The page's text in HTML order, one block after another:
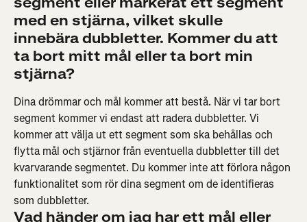
med en stjärna, vilket skulle
innebära dubbletter. Kommer du att
ta bort mitt mål eller ta bort min
stjärna?
Dina drömmar och mål kommer att bestå. När vi tar bort
segment kommer vi endast att radera dubbletter. Vi
kommer att välja ut ett segment som ska behållas och
flytta mål och stjärnor från eventuella dubbletter till det
kvarvarande segmentet. Du kommer inte att förlora någon
funktionalitet som rör dina segment om de identifieras
som dubbletter.
Vad händer om jag har ett mål eller